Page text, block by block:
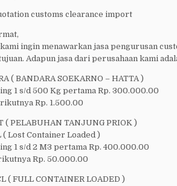
customs clearance import
ingin menawarkan jasa pengurusan
Adapun jasa dari perusahaan kami
( BANDARA SOEKARNO – HATTA )
1 s/d 500 Kg pertama Rp. 300.000.00
Rp. 1.500.00
( PELABUHAN TANJUNG PRIOK )
( Lost Container Loaded )
1 s/d 2 M3 pertama Rp. 400.000.00
Rp. 50.000.00
( FULL CONTAINER LOADED )